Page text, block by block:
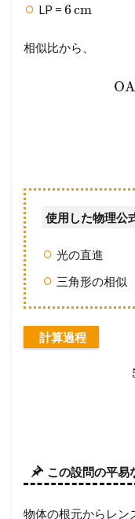
LP = 6cm
相似比から、
OA
使用した物理公
光の直進
三角形の相似
計算過程
この設問の平易
物体の根元からレン